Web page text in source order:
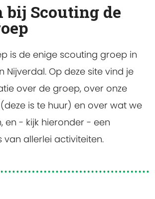
bij Scouting de
is de enige scouting groep in
Nijverdal. Op deze site vind je
over de groep, over onze
is te huur) en over wat we
en - kijk hieronder - een
van allerlei activiteiten.